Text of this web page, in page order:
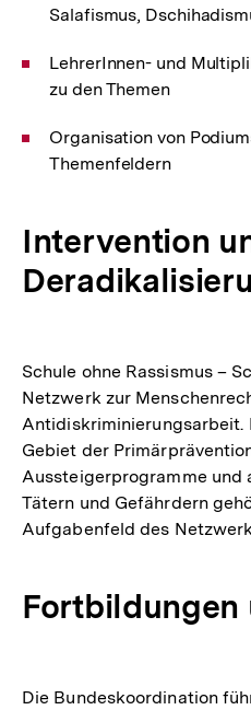
Salafismus,
LehrerInnen- und
zu den Themen
Organisation von
Themenfeldern
Intervention
Schule ohne Rassismus –
Netzwerk zur
Antidiskriminierungsarbeit.
Gebiet der
Aussteigerprogramme und
Tätern und Gefährdern
Aufgabenfeld des
Fortbildungen
Die Bundeskoordination